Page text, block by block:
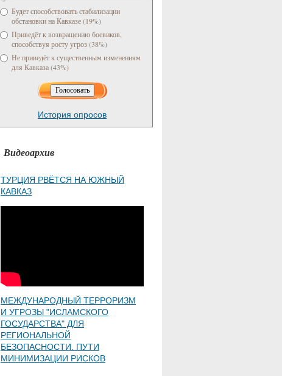
Будет способствовать стабилизации
обстановки на Кавказе (19%)
Приведёт к возвращению боевиков,
способствуя росту угроз (38%)
Не приведёт к существенным изменениям
для Кавказа (43%)
История опросов
Видеоархив
ТУРЦИЯ РВЁТСЯ НА ЮЖНЫЙ
КАВКАЗ
МЕЖДУНАРОДНЫЙ ТЕРРОРИЗМ
И УГРОЗЫ "ИСЛАМСКОГО
ГОСУДАРСТВА" ДЛЯ
РЕГИОНАЛЬНОЙ
БЕЗОПАСНОСТИ. ПУТИ
МИНИМИЗАЦИИ РИСКОВ